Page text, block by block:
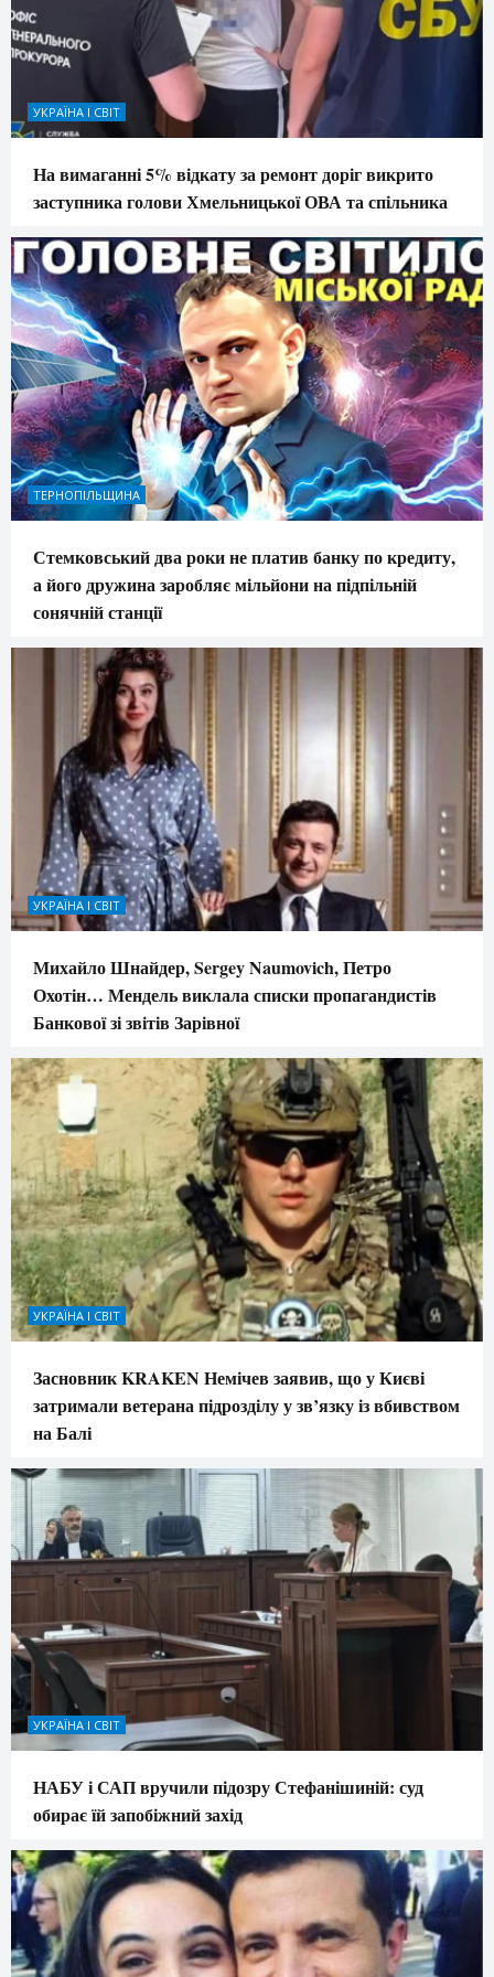
УКРАЇНА І СВІТ
На вимаганні 5% відкату за ремонт доріг викрито
заступника голови Хмельницької ОВА та спільника
ТЕРНОПІЛЬЩИНА
Стемковський два роки не платив банку по кредиту,
а його дружина заробляє мільйони на підпільній
сонячній станції
УКРАЇНА І СВІТ
Михайло Шнайдер, Sergey Naumovich, Петро
Охотін… Мендель виклала списки пропагандистів
Банкової зі звітів Зарівної
УКРАЇНА І СВІТ
Засновник KRAKEN Немічев заявив, що у Києві
затримали ветерана підрозділу у зв’язку із вбивством
на Балі
УКРАЇНА І СВІТ
НАБУ і САП вручили підозру Стефанішиній: суд
обирає їй запобіжний захід